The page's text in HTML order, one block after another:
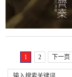
1 2 下一页